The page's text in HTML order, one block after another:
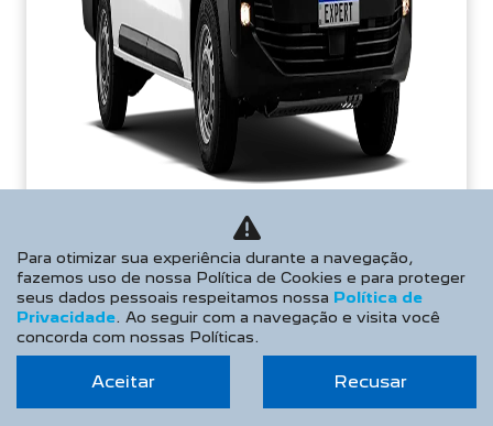
TAXA ZERO
PESSOA FÍSICA
De: R$ 235.990,00
R$ 193.511,80
Para otimizar sua experiência durante a navegação,
fazemos uso de nossa Política de Cookies e para proteger
seus dados pessoais respeitamos nossa Política de
Privacidade. Ao seguir com a navegação e visita você
concorda com nossas Políticas.
Aceitar Recusar